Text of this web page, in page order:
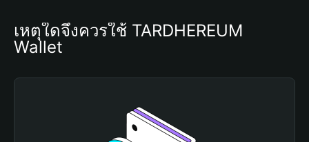
เหตุใดจึงควรใช้ TARDHEREUM
Wallet